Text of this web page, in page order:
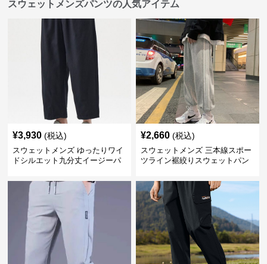
スウェットメンズパンツの人気アイテム
¥3,930 (税込)
スウェットメンズ ゆったりワイ
ドシルエット九分丈イージーパ
¥2,660 (税込)
スウェットメンズ 三本線スポー
ツライン裾絞りスウェットパン